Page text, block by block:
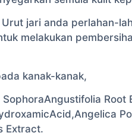
jari anda perlahan-
melakukan
kanak-kanak,
Root
Extract.